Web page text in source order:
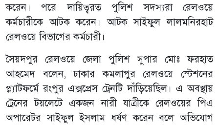
করেন। পরে দায়িত্বরত পুলিশ সদস্যরা রেলওয়ে
কর্মচারীকে আটক করেন। আটক সাইফুল লালমনিরহাট
রেলওয়ে বিভাগের কর্মচারী।
সৈয়দপুর রেলওয়ে জেলা পুলিশ সুপার মোঃ ফরহাত
আহমেদ বলেন, ঢাকার কমলাপুর রেলওয়ে স্টেশনের
প্ল্যাটফর্মে রংপুর এক্সপ্রেস ট্রেনটি দাঁড়িয়েছিল। এ অবস্থায়
ট্রেনের টয়লেটে একজন নারী যাত্রীকে রেলওয়ের পিএ
অপারেটর সাইফুল ইসলাম ধর্ষণ করেন বলে অভিযোগ